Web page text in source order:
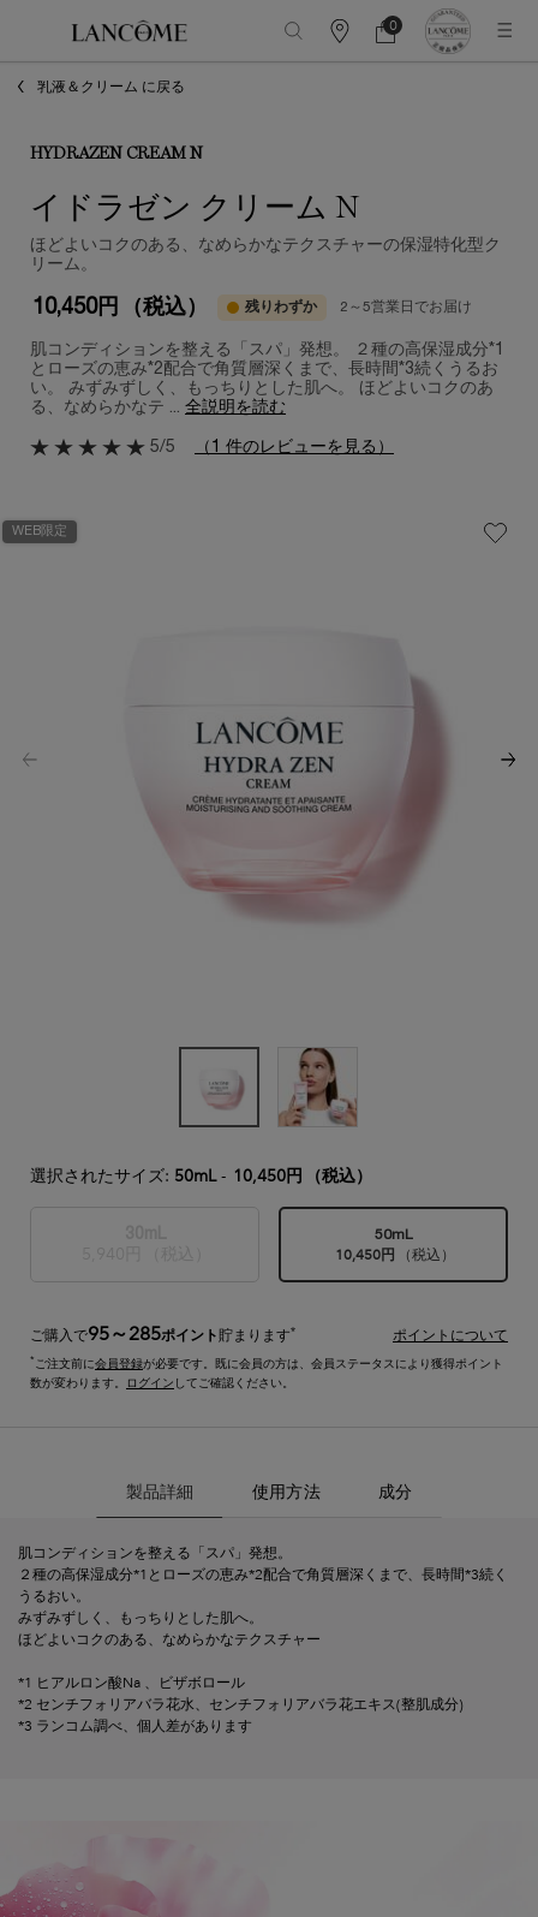
カ
カ
ー
0
0 カート内の製品
乳液＆クリーム に戻る
HYDRAZEN CREAM N
イドラゼン クリーム N
ほどよいコクのある、なめらかなテクスチャーの保湿特化型ク
リーム。
10,450円 （税込） 残りわずか 2～5営業日でお届け
肌コンディションを整える「スパ」発想。 ２種の高保湿成分*1
とローズの恵み*2配合で角質層深くまで、長時間*3続くうるお
い。 みずみずしく、もっちりとした肌へ。 ほどよいコクのあ
る、なめらかなテ ... 全説明を読む
5/5 （1 件のレビューを見る）
WEB限定
選択されたサイズ: 50mL- 10,450円 （税込）
商品バリエーションは在庫切れです,選択済み
50mL
10,450円 （税込）
, 2/2
ご購入で95～285ポイント 貯まります* ポイントについて
* ご注文前に会員登録が必要です。既に会員の方は、会員ステータスにより獲得ポイント
数が変わります。
ログイン してご確認ください。
製品詳細 使用方法 成分
肌コンディションを整える「スパ」発想。
２種の高保湿成分*1とローズの恵み*2配合で角質層深くまで、長時間*3続く
うるおい。
みずみずしく、もっちりとした肌へ。
ほどよいコクのある、なめらかなテクスチャー
*1 ヒアルロン酸Na 、ビザボロール
*2 センチフォリアバラ花水、センチフォリアバラ花エキス(整肌成分)
*3 ランコム調べ、個人差があります